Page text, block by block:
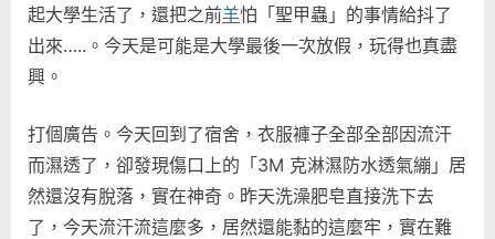
起大學生活了，還把之前羊怕「聖甲蟲」的事情給抖了
出來…..。今天是可能是大學最後一次放假，玩得也真盡
興。
打個廣告。今天回到了宿舍，衣服褲子全部全部因流汗
而濕透了，卻發現傷口上的「3M 克淋濕防水透氣繃」居
然還沒有脫落，實在神奇。昨天洗澡肥皂直接洗下去
了，今天流汗流這麼多，居然還能黏的這麼牢，實在難